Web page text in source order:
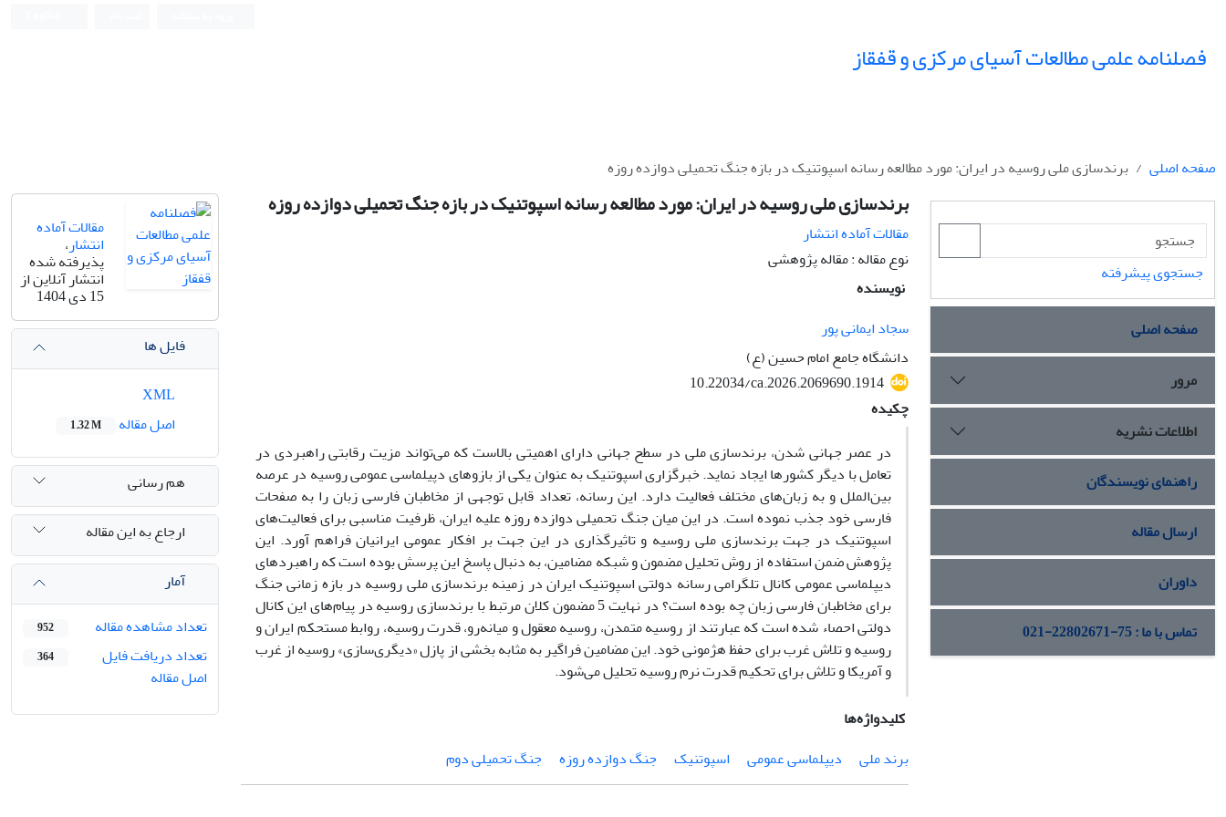
فصلنامه علمی مطالعات آسیای مرکزی و قفقاز
صفحه اصلی برندسازی ملی روسیه در ایران: مورد مطالعه رسانه اسپوتنیک در بازه جنگ تحمیلی دوازده روزه
برندسازی ملی روسیه در ایران: مورد مطالعه رسانه اسپوتنیک در بازه جنگ تحمیلی دوازده روزه
مقالات آماده انتشار
نوع مقاله : مقاله پژوهشی
نویسنده
سجاد ایمانی پور
دانشگاه جامع امام حسین (ع)
10.22034/ca.2026.2069690.1914
چکیده
در عصر جهانی شدن، برندسازی ملی در سطح جهانی دارای اهمیتی بالاست که می‌تواند مزیت رقابتی راهبردی در
تعامل با دیگر کشورها ایجاد نماید. خبرگزاری اسپوتنیک به عنوان یکی از بازوهای دپیلماسی عمومی روسیه در عرصه
بین‌الملل و به زبان‌های مختلف فعالیت دارد. این رسانه، تعداد قابل توجهی از مخاطبان فارسی زبان را به صفحات
فارسی خود جذب نموده است. در این میان جنگ تحمیلی دوازده روزه علیه ایران، ظرفیت مناسبی برای فعالیت‌های
اسپوتنیک در جهت برندسازی ملی روسیه و تاثیرگذاری در این جهت بر افکار عمومی ایرانیان فراهم آورد. این
پژوهش ضمن استفاده از روش تحلیل مضمون و شبکه مضامین، به دنبال پاسخ این پرسش بوده است که راهبردهای
دیپلماسی عمومی کانال تلگرامی رسانه دولتی اسپوتنیک ایران در زمینه برندسازی ملی روسیه در بازه زمانی جنگ
برای مخاطبان فارسی زبان چه بوده است؟ در نهایت 5 مضمون کلان مرتبط با برندسازی روسیه در پیام‌های این کانال
دولتی احصاء شده است که عبارتند از روسیه متمدن، روسیه معقول و میانه‌رو، قدرت روسیه، روابط مستحکم ایران و
روسیه و تلاش غرب برای حفظ هژمونی خود. این مضامین فراگیر به مثابه بخشی از پازل «دیگری‌سازی» روسیه از غرب
و آمریکا و تلاش برای تحکیم قدرت نرم روسیه تحلیل می‌شود.
کلیدواژه‌ها
برند ملی
دیپلماسی عمومی اسپوتنیک جنگ دوازده روزه جنگ تحمیلی دوم
مقالات آماده
انتشار،
پذیرفته شده
انتشار آنلاین از
15 دی 1404
فایل ها
اصل مقاله
1.32 M
هم رسانی
ارجاع به این مقاله
آمار
تعداد مشاهده مقاله
952
تعداد دریافت فایل
اصل مقاله
364
جستجوی پیشرفته
صفحه اصلی
مرور
اطلاعات نشریه
راهنمای نویسندگان
ارسال مقاله
داوران
تماس با ما : 75-22802671-021